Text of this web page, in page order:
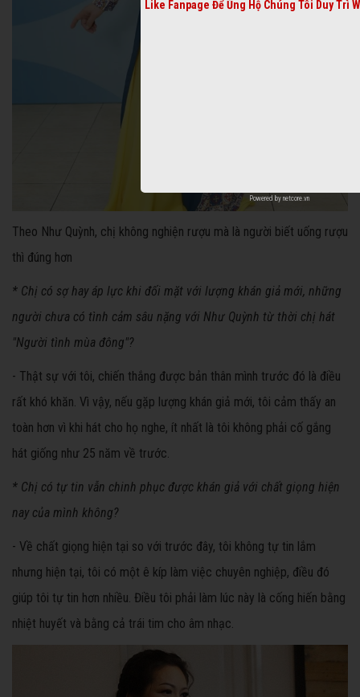
Theo Như Quỳnh, chị không nghiện rượu mà là người biết uống rượu
thì đúng hơn
* Chị có sợ hay áp lực khi đối mặt với lượng khán giả mới, những
người chưa có tình cảm sâu nặng với Như Quỳnh từ thời chị hát
"Người tình mùa đông"?
- Thật sự với tôi, chiến thắng được bản thân mình trước đó là điều
rất khó khăn. Vì vậy, nếu gặp lượng khán giả mới, tôi cảm thấy an
toàn hơn vì khi hát cho họ nghe, ít nhất là tôi không phải cố gắng
hát giống như 25 năm về trước.
* Chị có tự tin vẫn chinh phục được khán giả với chất giọng hiện
nay của mình không?
- Về chất giọng hiện tại so với trước đây, tôi không tự tin lắm
nhưng hiện tại, tôi có một ê kíp làm việc chuyên nghiệp, điều đó
giúp tôi tự tin hơn nhiều. Điều tôi phải làm lúc này là cống hiến bằng
nhiệt huyết và bằng cả trái tim cho âm nhạc.
Like Fanpage Để Ủng Hộ Chúng Tôi Duy Trì
Powered by netcore.vn